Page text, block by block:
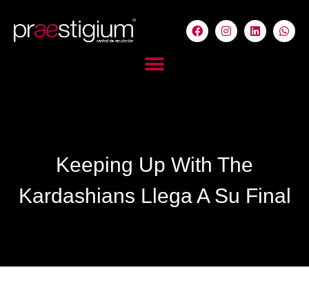
Keeping Up With The
Kardashians Llega A Su Final